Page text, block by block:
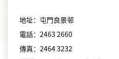
地址：屯門良景邨
電話：2463 2660
傳真：2464 3232